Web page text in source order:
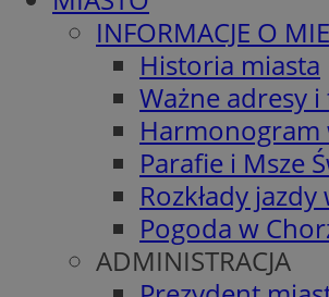
INFORMACJE O
Historia miasta
Ważne adresy
Parafie i Msze
Rozkłady
Pogoda w
ADMINISTRACJA